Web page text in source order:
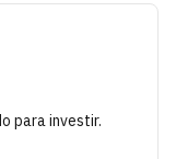
para investir.